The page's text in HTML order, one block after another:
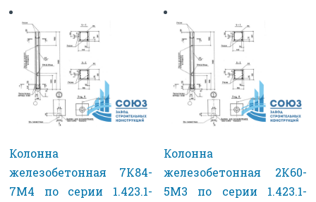
Колонна
железобетонная 7К84-
7М4 по серии 1.423.1-
Колонна
железобетонная 2К60-
5М3 по серии 1.423.1-